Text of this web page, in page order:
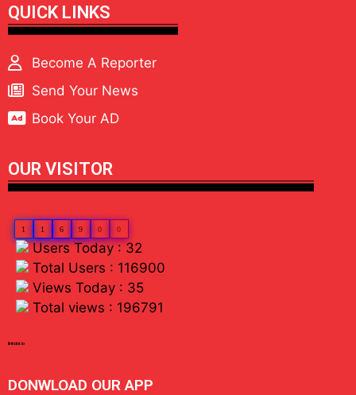
QUICK LINKS
Become A Reporter
Send Your News
Book Your AD
OUR VISITOR
1 1 6 9 0 0
Users Today : 32
Total Users : 116900
Views Today : 35
Total views : 196791
linkdot io
DONWLOAD OUR APP